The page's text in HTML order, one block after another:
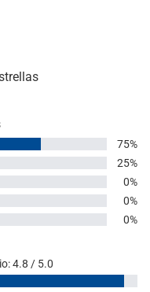
75%
25%
0%
0%
0%
4.8 / 5.0